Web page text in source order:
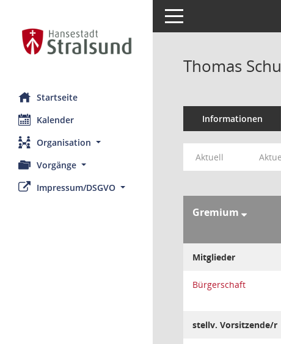
Startseite
Kalender
Organisation
Vorgänge
Impressum/DSGVO
Toggle navigation
Thomas
Informationen
Aktuell
Gremium
Mitglieder
Bürgerschaft
stellv. Vorsitzende/r